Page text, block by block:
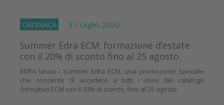
CRONACA 31 Luglio 2026
Summer Edra ECM: formazione d’estate
con il 20% di sconto fino al 25 agosto
EDRA lancia i Summer Edra ECM, una promozione speciale
che consente di accedere a tutti i corsi del catalogo
formativo ECM con il 20% di sconto, fino al 25 agosto